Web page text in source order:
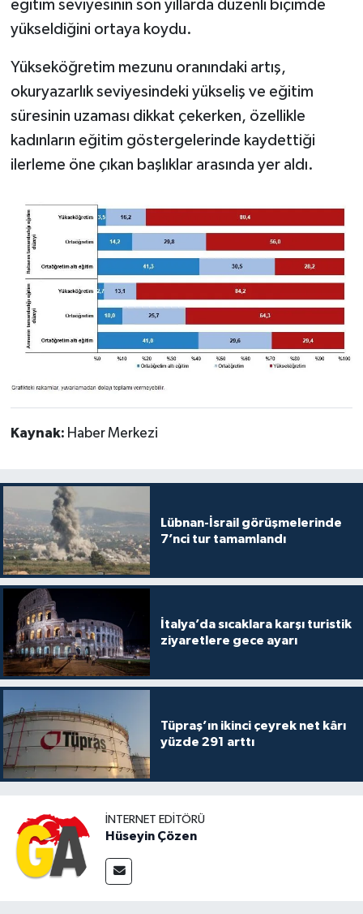
eğitim seviyesinin son yıllarda düzenli biçimde
yükseldiğini ortaya koydu.
Yükseköğretim mezunu oranındaki artış,
okuryazarlık seviyesindeki yükseliş ve eğitim
süresinin uzaması dikkat çekerken, özellikle
kadınların eğitim göstergelerinde kaydettiği
ilerleme öne çıkan başlıklar arasında yer aldı.
Kaynak: Haber Merkezi
Lübnan-İsrail görüşmelerinde
7’nci tur tamamlandı
İtalya’da sıcaklara karşı turistik
ziyaretlere gece ayarı
Tüpraş’ın ikinci çeyrek net kârı
yüzde 291 arttı
İNTERNET EDITÖRÜ
Hüseyin Çözen